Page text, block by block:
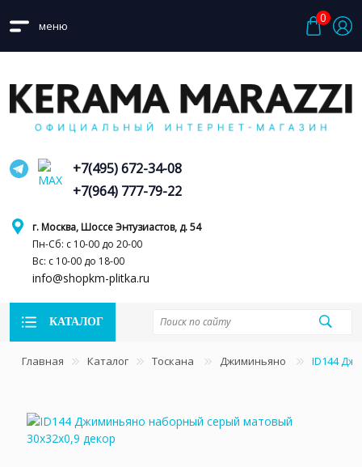
меню
0
г. Москва, Шоссе Энтузиастов, д. 54
Пн-Сб: с 10-00 до 20-00
Вс: с 10-00 до 18-00
info@shopkm-plitka.ru
+7(495) 672-34-08
+7(964) 777-79-22
КАТАЛОГ
Главная Каталог Тоскана Джиминьяно ID144